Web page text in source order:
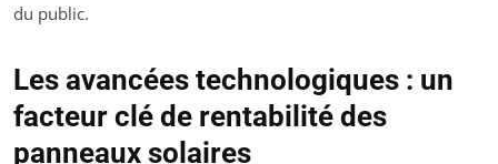
du public.
Les avancées technologiques : un
facteur clé de rentabilité des
panneaux solaires